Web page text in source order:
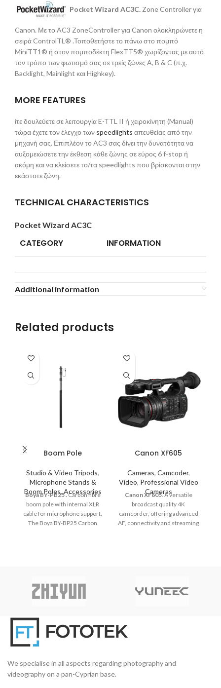
Pocket Wizard AC3C. Zone Controller για
Canon. Με το AC3 ZoneController για Canon ολοκληρώνετε η
σειρά ControlTL® .Τοποθετήστε το πάνω στο πομπό
MiniTT1® ή στον πομποδέκτη FlexTT5® χωρίζοντας με αυτό
τον τρόπο των φωτισμό σας σε τρείς ζώνες A, B & C (π.χ.
Backlight, Mainlight και Highkey).
MORE FEATURES
ίτε δουλεύετε σε λειτουργία E-TTL II ή χειροκίνητη (Manual)
τώρα έχετε τον έλεγχο των speedlights απευθείας από την
μηχανή σας. Επιπλέον το AC3 σας δίνει την δυνατότητα να
αυξομειώσετε την έκθεση κάθε ζώνης σε εύρος 6 f-stop ή
ακόμη και να κλείσετε το/τα speedlights που βρίσκονται στην
εκάστοτε ζώνη.
TECHNICAL CHARACTERISTICS
Pocket Wizard AC3C
CATEGORY INFORMATION
Additional information
Related products
Boom Pole
Studio & Video Tripods,
Microphone Stands &
Boom Poles,Accessories
BoyaBY-PB25.Carbon fibre
boom pole with internal XLR
cable for microphone support.
The Boya BY-BP25 Carbon
Canon XF605
Cameras, Camcoder,
Video, Professional Video
Cameras
Canon XF605. A versatile
broadcast quality 4K
camcorder, offering advanced
AF, connectivity and streaming
We specialise in all aspects regarding photography and
videography on a pan-Cyprian base.